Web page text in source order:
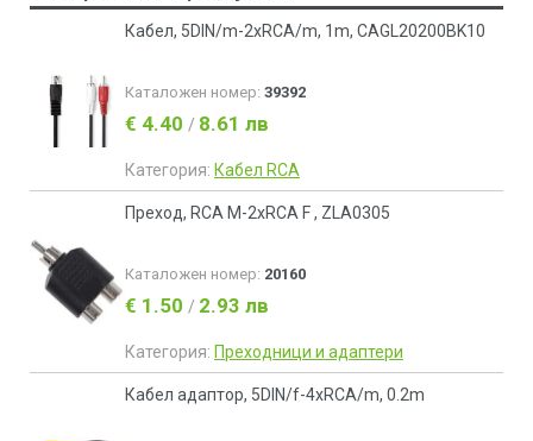
Кабел, 5DIN/m-2xRCA/m, 1m, CAGL20200BK10
Каталожен номер: 39392
€ 4.40 / 8.61 лв
Категория: Кабел RCA
Преход, RCA M-2xRCA F , ZLA0305
Каталожен номер: 20160
€ 1.50 / 2.93 лв
Категория: Преходници и адаптери
Кабел адаптор, 5DIN/f-4xRCA/m, 0.2m